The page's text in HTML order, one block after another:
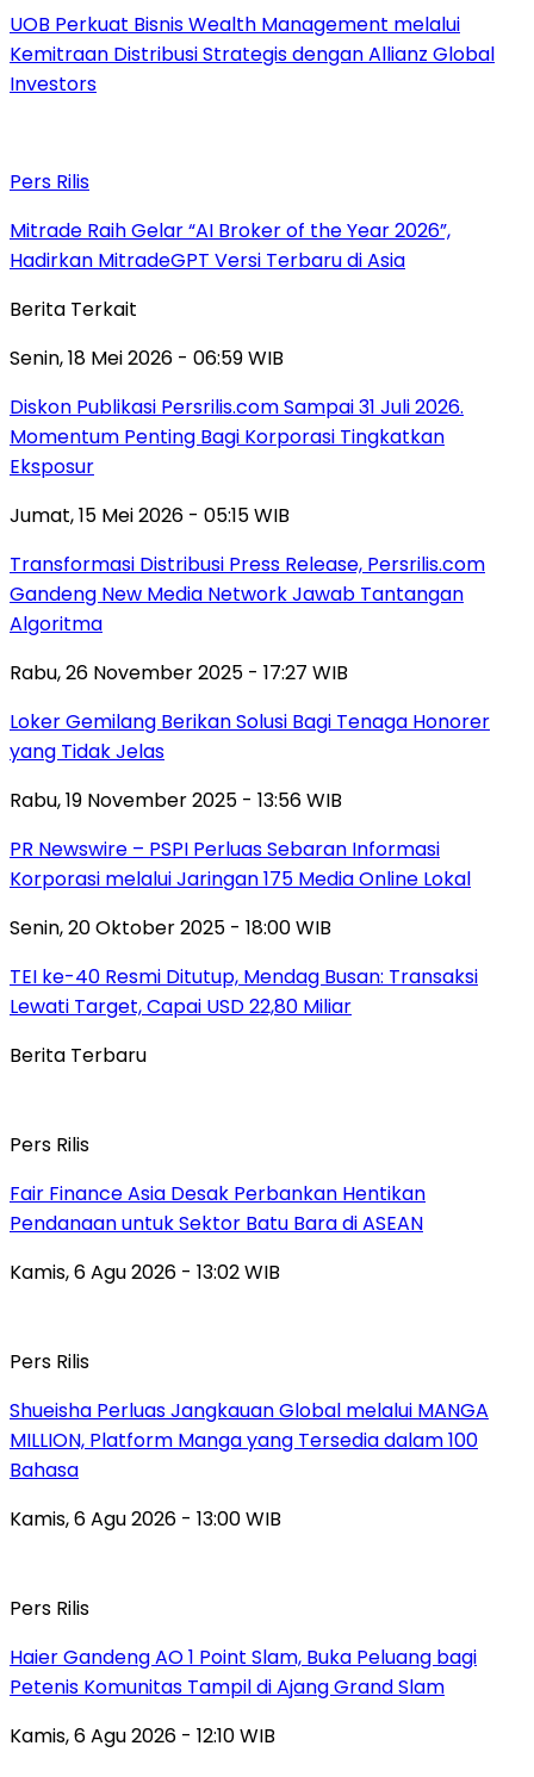
UOB Perkuat Bisnis Wealth Management melalui
Kemitraan Distribusi Strategis dengan Allianz Global
Investors
Pers Rilis
Mitrade Raih Gelar “AI Broker of the Year 2026”,
Hadirkan MitradeGPT Versi Terbaru di Asia
Berita Terkait
Senin, 18 Mei 2026 - 06:59 WIB
Diskon Publikasi Persrilis.com Sampai 31 Juli 2026.
Momentum Penting Bagi Korporasi Tingkatkan
Eksposur
Jumat, 15 Mei 2026 - 05:15 WIB
Transformasi Distribusi Press Release, Persrilis.com
Gandeng New Media Network Jawab Tantangan
Algoritma
Rabu, 26 November 2025 - 17:27 WIB
Loker Gemilang Berikan Solusi Bagi Tenaga Honorer
yang Tidak Jelas
Rabu, 19 November 2025 - 13:56 WIB
PR Newswire – PSPI Perluas Sebaran Informasi
Korporasi melalui Jaringan 175 Media Online Lokal
Senin, 20 Oktober 2025 - 18:00 WIB
TEI ke-40 Resmi Ditutup, Mendag Busan: Transaksi
Lewati Target, Capai USD 22,80 Miliar
Berita Terbaru
Pers Rilis
Fair Finance Asia Desak Perbankan Hentikan
Pendanaan untuk Sektor Batu Bara di ASEAN
Kamis, 6 Agu 2026 - 13:02 WIB
Pers Rilis
Shueisha Perluas Jangkauan Global melalui MANGA
MILLION, Platform Manga yang Tersedia dalam 100
Bahasa
Kamis, 6 Agu 2026 - 13:00 WIB
Pers Rilis
Haier Gandeng AO 1 Point Slam, Buka Peluang bagi
Petenis Komunitas Tampil di Ajang Grand Slam
Kamis, 6 Agu 2026 - 12:10 WIB